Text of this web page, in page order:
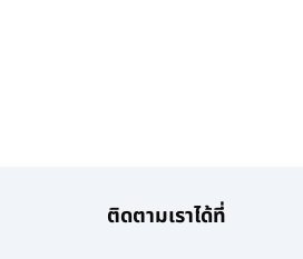
ติดตามเราได้ที่